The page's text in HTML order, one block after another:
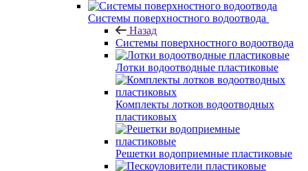
Системы поверхностного водоотвода
Назад
Системы поверхностного водоотвода
Лотки водоотводные пластиковые
Комплекты лотков водоотводных
пластиковых
Решетки водоприемные пластиковые